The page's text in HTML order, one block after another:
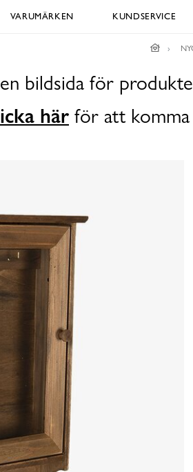
VARUMÄRKEN KUNDSERVICE
bildsida för
här för att